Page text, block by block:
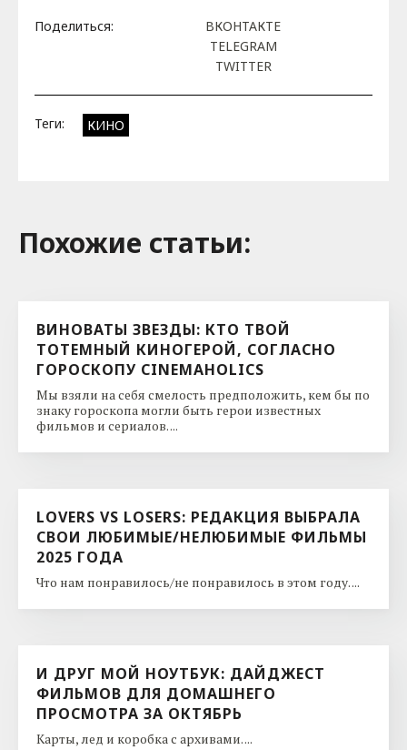
Поделиться:
ВКОНТАКТЕ
TELEGRAM
TWITTER
Теги: КИНО
Похожие cтатьи:
ВИНОВАТЫ ЗВЕЗДЫ: КТО ТВОЙ
ТОТЕМНЫЙ КИНОГЕРОЙ, СОГЛАСНО
ГОРОСКОПУ CINEMAHOLICS
Мы взяли на себя смелость предположить, кем бы по
знаку гороскопа могли быть герои известных
фильмов и сериалов. ...
LOVERS VS LOSERS: РЕДАКЦИЯ ВЫБРАЛА
СВОИ ЛЮБИМЫЕ/НЕЛЮБИМЫЕ ФИЛЬМЫ
2025 ГОДА
Что нам понравилось/не понравилось в этом году. ...
И ДРУГ МОЙ НОУТБУК: ДАЙДЖЕСТ
ФИЛЬМОВ ДЛЯ ДОМАШНЕГО
ПРОСМОТРА ЗА ОКТЯБРЬ
Карты, лед и коробка с архивами. ...